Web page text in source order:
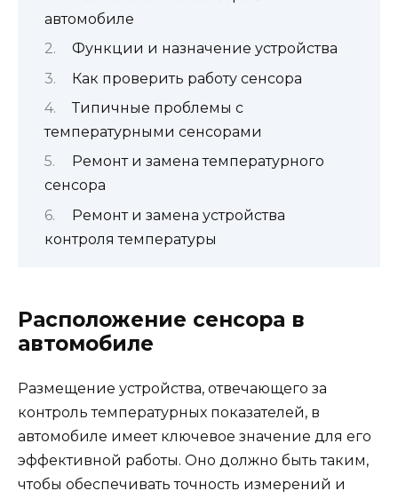
автомобиле
Функции и назначение устройства
Как проверить работу сенсора
Типичные проблемы с
температурными сенсорами
Ремонт и замена температурного
сенсора
Ремонт и замена устройства
контроля температуры
Расположение сенсора в
автомобиле
Размещение устройства, отвечающего за
контроль температурных показателей, в
автомобиле имеет ключевое значение для его
эффективной работы. Оно должно быть таким,
чтобы обеспечивать точность измерений и